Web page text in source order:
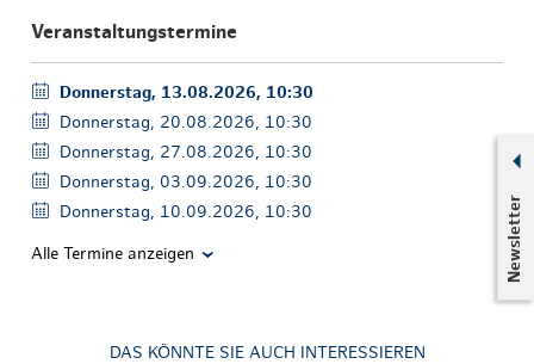
Newsletter
Veranstaltungstermine
Donnerstag, 13.08.2026, 10:30
Donnerstag, 20.08.2026, 10:30
Donnerstag, 27.08.2026, 10:30
Donnerstag, 03.09.2026, 10:30
Donnerstag, 10.09.2026, 10:30
Alle Termine anzeigen
DAS KÖNNTE SIE AUCH INTERESSIEREN